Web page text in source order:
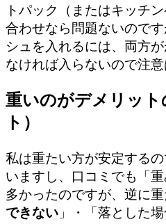
トパック（またはキッチ
合わせなら問題ないので
シュを入れるには、 両方
なければ入らないので注意
重いのがデメリット
ト）
私は重たい方が安定する
いますし、口コミでも「
多かったのですが、逆に
できない 」・「落とした